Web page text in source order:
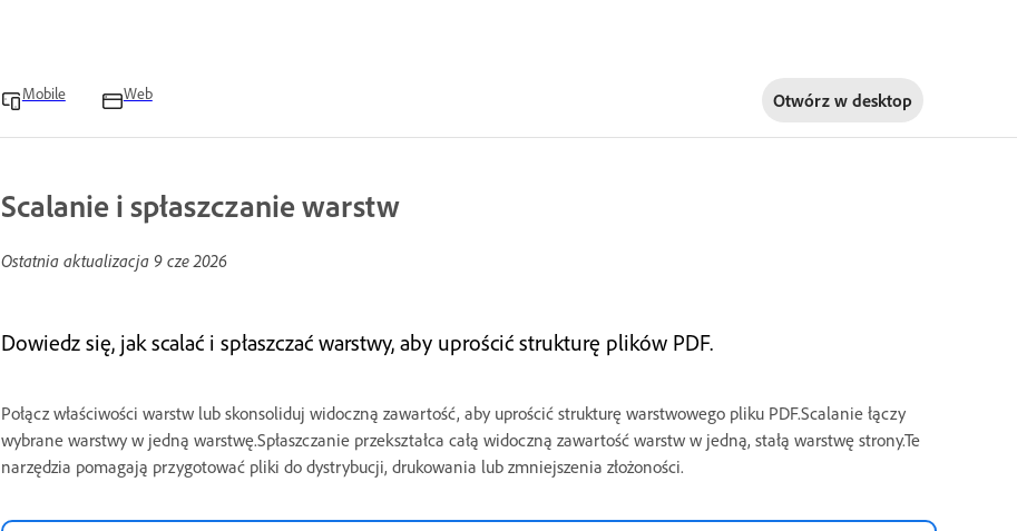
Mobile Web Otwórz w desktop
Scalanie i spłaszczanie warstw
Ostatnia aktualizacja 9 cze 2026
Dowiedz się, jak scalać i spłaszczać warstwy, aby uprościć strukturę plików PDF.
Połącz właściwości warstw lub skonsoliduj widoczną zawartość, aby uprościć strukturę warstwowego pliku PDF.Scalanie łączy
wybrane warstwy w jedną warstwę.Spłaszczanie przekształca całą widoczną zawartość warstw w jedną, stałą warstwę strony.Te
narzędzia pomagają przygotować pliki do dystrybucji, drukowania lub zmniejszenia złożoności.